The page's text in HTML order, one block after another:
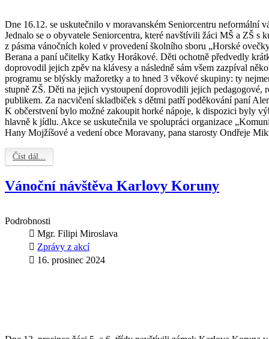
Dne 16.12. se uskutečnilo v moravanském Seniorcentru neformální
Jednalo se o obyvatele Seniorcentra, které navštívili žáci MŠ a ZŠ s
z pásma vánočních koled v provedení školního sboru „Horské
Berana a paní učitelky Katky Horákové. Děti ochotně předvedly
doprovodil jejich zpěv na klávesy a následně sám všem zazpíval
programu se blýskly mažoretky a to hned 3 věkové skupiny: ty
stupně ZŠ. Děti na jejich vystoupení doprovodili jejich pedagogové,
publikem. Za nacvičení skladbiček s dětmi patří poděkování paní
K občerstvení bylo možné zakoupit horké nápoje, k dispozici byly
hlavně k jídlu. Akce se uskutečnila ve spolupráci organizace
Hany Mojžíšové a vedení obce Moravany, pana starosty Ondřeje
Číst dál...
Vánoční návštěva Karlovy Koruny
Podrobnosti
Mgr. Filipi Miroslava
Zprávy z akcí
16. prosinec 2024